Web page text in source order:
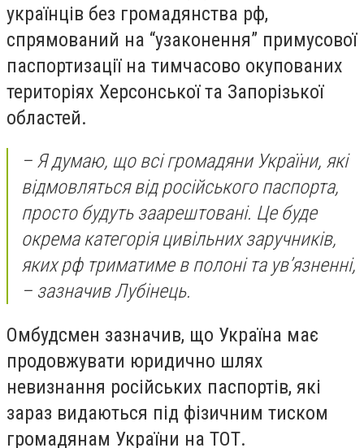
українців без громадянства рф,
спрямований на “узаконення” примусової
паспортизації на тимчасово окупованих
територіях Херсонської та Запорізької
областей.
– Я думаю, що всі громадяни України, які
відмовляться від російського паспорта,
просто будуть заарештовані. Це буде
окрема категорія цивільних заручників,
яких рф триматиме в полоні та ув’язненні,
– зазначив Лубінець.
Омбудсмен зазначив, що Україна має
продовжувати юридично шлях
невизнання російських паспортів, які
зараз видаються під фізичним тиском
громадянам України на ТОТ.